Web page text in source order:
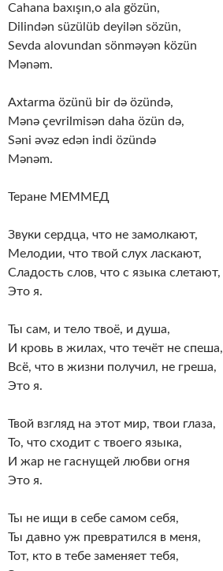
Cahana baxışın,o ala gözün,
Dilindən süzülüb deyilən sözün,
Sevda alovundan sönməyən közün
Mənəm.
Axtarma özünü bir də özündə,
Mənə çevrilmisən daha özün də,
Səni əvəz edən indi özündə
Mənəm.
Теране МЕММЕД
Звуки сердца, что не замолкают,
Мелодии, что твой слух ласкают,
Сладость слов, что с языка слетают,
Это я.
Ты сам, и тело твоё, и душа,
И кровь в жилах, что течёт не спеша,
Всё, что в жизни получил, не греша,
Это я.
Твой взгляд на этот мир, твои глаза,
То, что сходит с твоего языка,
И жар не гаснущей любви огня
Это я.
Ты не ищи в себе самом себя,
Ты давно уж превратился в меня,
Тот, кто в тебе заменяет тебя,